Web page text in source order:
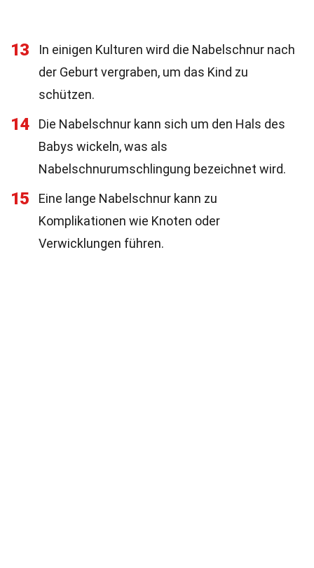
13
In einigen Kulturen wird die Nabelschnur nach
der Geburt vergraben, um das Kind zu
schützen.
14
Die Nabelschnur kann sich um den Hals des
Babys wickeln, was als
Nabelschnurumschlingung bezeichnet wird.
15
Eine lange Nabelschnur kann zu
Komplikationen wie Knoten oder
Verwicklungen führen.